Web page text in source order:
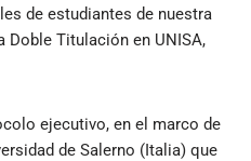
de estudiantes de nuestra
Doble Titulación en UNISA,
ejecutivo, en el marco de
de Salerno (Italia) que